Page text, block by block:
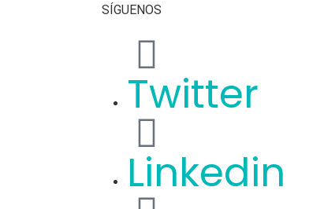
SÍGUENOS
Twitter
Linkedin